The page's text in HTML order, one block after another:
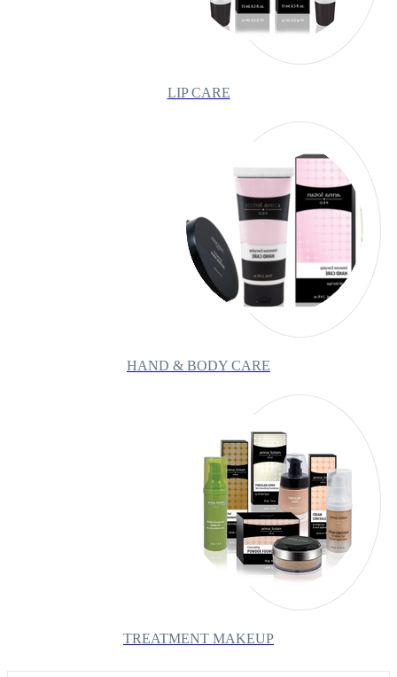
LIP CARE
HAND & BODY CARE
TREATMENT MAKEUP